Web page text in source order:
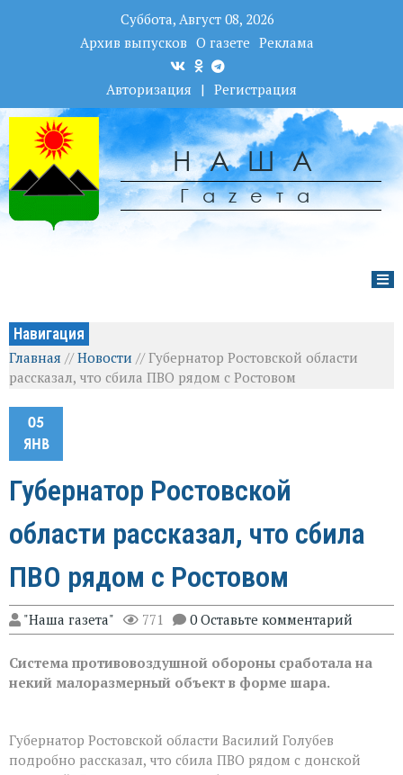
Суббота, Август 08, 2026
Архив выпусков О газете Реклама
Авторизация | Регистрация
НАША
Гаzета
Навигация
Главная //Новости //Губернатор Ростовской области
рассказал, что сбила ПВО рядом с Ростовом
05
ЯНВ
Губернатор Ростовской
области рассказал, что сбила
ПВО рядом с Ростовом
"Наша газета" 771 0 Оставьте комментарий
Система противовоздушной обороны сработала на
некий малоразмерный объект в форме шара.
Губернатор Ростовской области Василий Голубев
подробно рассказал, что сбила ПВО рядом с донской